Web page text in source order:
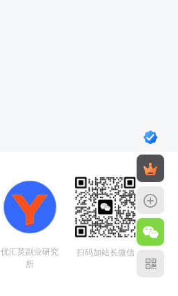
优汇英副业研究
所
扫码加站长微信